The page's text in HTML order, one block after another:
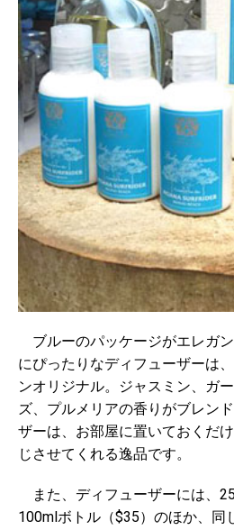
ブルーのパッケージがエレガ
にぴったりなディフューザーは、
ンオリジナル。
ジャスミン、ガ
ズ、プルメリアの香りがブレン
ザーは、 お部屋に置いておくだ
じさせてくれる逸品です。
また、ディフューザーには、
100mlボトル（$35）のほか、同